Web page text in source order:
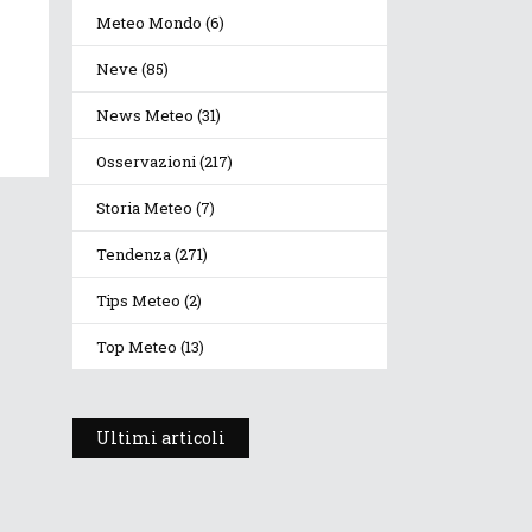
Meteo Mondo (6)
Neve (85)
News Meteo (31)
Osservazioni(217)
Storia Meteo (7)
Tendenza(271)
Tips Meteo (2)
Top Meteo (13)
Ultimi articoli